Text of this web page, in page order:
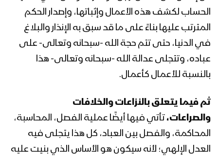
المحاضرة الرمضانية الثامنة عشرة للسيد
عبدالملك بدر الدين الحوثي 18 رمضان
1443هـ
المحاضرة الرمضانية السابعة عشرة للسيد
المحاضرة الرمضانية السادسة عشرة للسيد
عبدالملك بدرالدين الحوثي 16 رمضان
1443هـ
الحساب لكشف هذه الأعمال وإثباتها، وإصدار الحكم
المترتب عليها بناءً على ما قد سبق به الإنذار والبلاغ
في الدنيا، حتى تتم حجة الله -سبحانه وتعالى- على
عباده، وتتجلى عدالة الله -سبحانه وتعالى- هذا
بالنسبة للأعمال كأعمال.
ثم فيما يتعلق بالنزاعات والخلافات
والصراعات، تأتي فيها أيضًا عملية الفصل، المحاسبة،
المحاكمة، والفصل بين العباد، كل هذا يتجلى فيه
العدل الإلهي؛ لأنه سيكون هو الأساس الذي بنيت عليه